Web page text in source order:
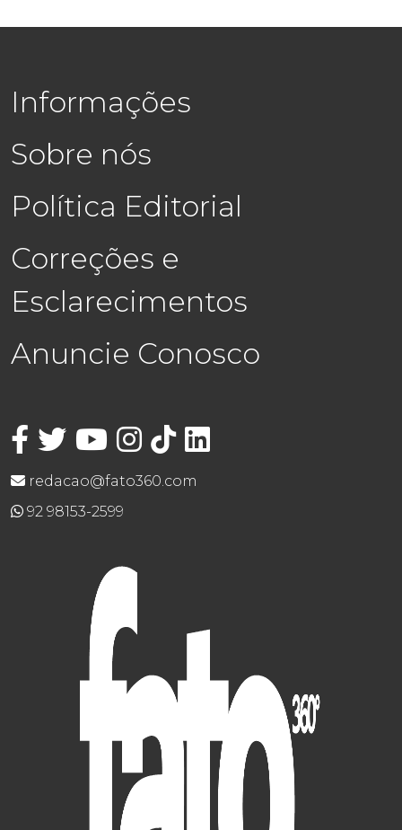
Informações
Sobre nós
Política Editorial
Correções e
Esclarecimentos
Anuncie Conosco
redacao@fato360.com
92 98153-2599